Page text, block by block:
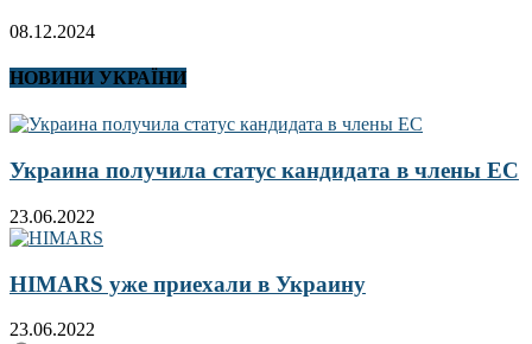
08.12.2024
НОВИНИ УКРАЇНИ
Украина получила статус кандидата в члены ЕС
23.06.2022
HIMARS уже приехали в Украину
23.06.2022